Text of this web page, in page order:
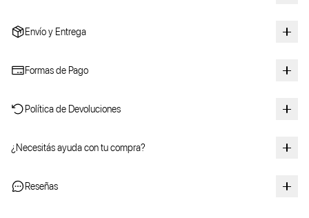
Envío y Entrega
Formas de Pago
Política de Devoluciones
¿Necesitás ayuda con tu compra?
Reseñas